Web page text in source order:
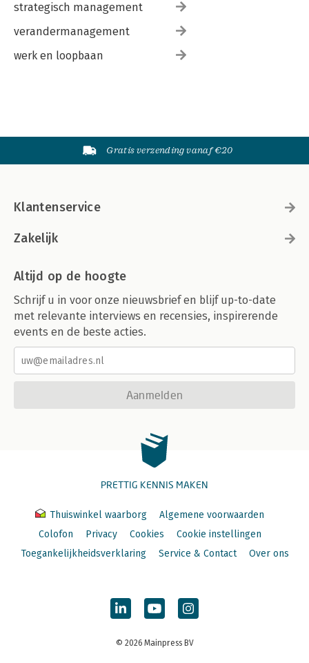
strategisch management
verandermanagement
werk en loopbaan
Gratis verzending vanaf €20
Klantenservice
Zakelijk
Altijd op de hoogte
Schrijf u in voor onze nieuwsbrief en blijf up-to-date
met relevante interviews en recensies, inspirerende
events en de beste acties.
Aanmelden
PRETTIG KENNIS MAKEN
Thuiswinkel waarborg
Algemene voorwaarden
Colofon
Privacy Cookies
Cookie instellingen
Toegankelijkheidsverklaring
Service & Contact Over ons
© 2026 Mainpress BV